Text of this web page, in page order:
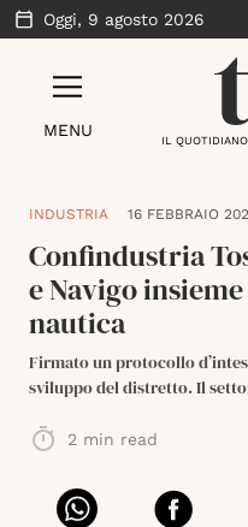
Oggi, 9 agosto 2026
MENU
IL
INDUSTRIA 16 FEBBRAIO
Confindustria
e Navigo
nautica
Firmato un protocollo
sviluppo del distretto. Il
2 min read